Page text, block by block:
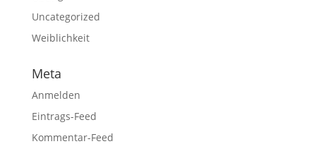
Uncategorized
Weiblichkeit
Meta
Anmelden
Eintrags-Feed
Kommentar-Feed